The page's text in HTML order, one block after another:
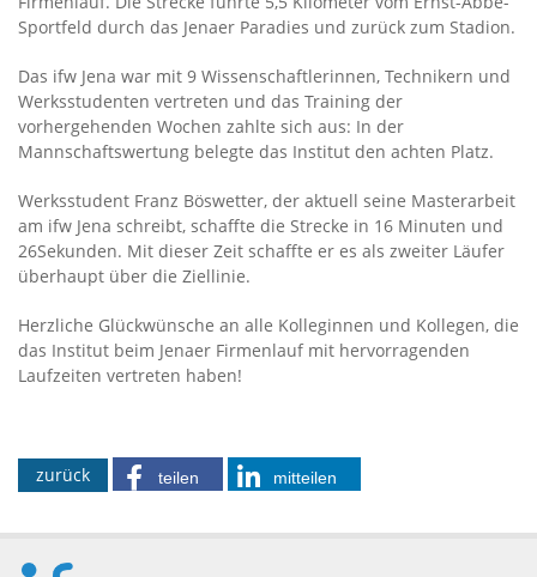
Sportfeld durch das Jenaer Paradies und zurück zum Stadion.
Das ifw Jena war mit 9 Wissenschaftlerinnen, Technikern und
Werksstudenten vertreten und das Training der
vorhergehenden Wochen zahlte sich aus: In der
Mannschaftswertung belegte das Institut den achten Platz.
Werksstudent Franz Böswetter, der aktuell seine Masterarbeit
am ifw Jena schreibt, schaffte die Strecke in 16 Minuten und
26Sekunden. Mit dieser Zeit schaffte er es als zweiter Läufer
überhaupt über die Ziellinie.
Herzliche Glückwünsche an alle Kolleginnen und Kollegen, die
das Institut beim Jenaer Firmenlauf mit hervorragenden
Laufzeiten vertreten haben!
zurück teilen mitteilen